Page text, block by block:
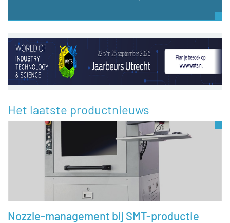
Het laatste productnieuws
Nozzle-management bij SMT-productie